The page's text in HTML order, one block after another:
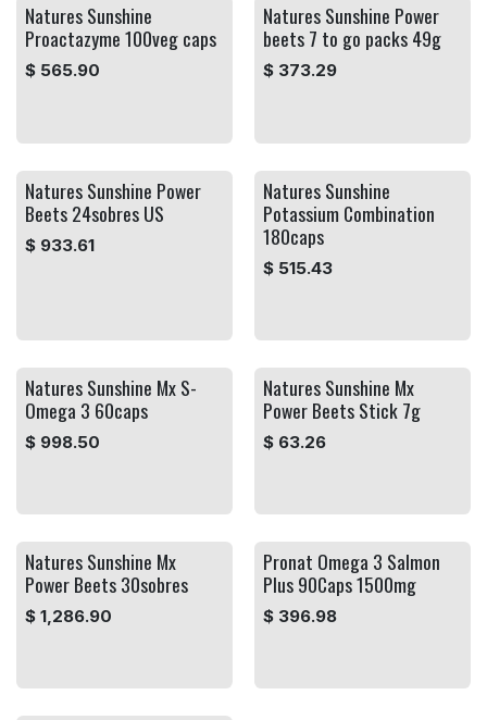
Natures Sunshine
Proactazyme 100veg caps
$ 565.90
Natures Sunshine Power
beets 7 to go packs 49g
$ 373.29
Natures Sunshine Power
Beets 24sobres US
$ 933.61
Natures Sunshine
Potassium Combination
180caps
$ 515.43
Natures Sunshine Mx S-
Omega 3 60caps
$ 998.50
Natures Sunshine Mx
Power Beets Stick 7g
$ 63.26
Natures Sunshine Mx
Power Beets 30sobres
$ 1,286.90
Pronat Omega 3 Salmon
Plus 90Caps 1500mg
$ 396.98